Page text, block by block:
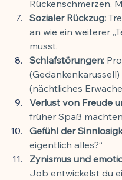
Rückenschmerzen,
Sozialer Rückzug:
an wie ein weiterer
musst.
Schlafstörungen:
(nächtliches
Verlust von Freude
früher Spaß
Gefühl der
eigentlich alles?“
Zynismus und
Job entwickelst du